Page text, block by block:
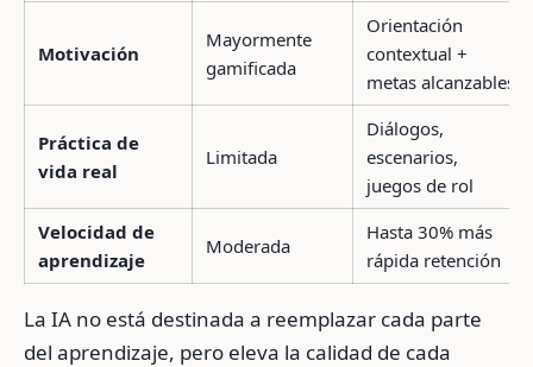
Motivación
Mayormente
gamificada
Orientación
contextual +
metas alcanzables
Práctica de
vida real
Limitada
Diálogos,
escenarios,
juegos de rol
Velocidad de
aprendizaje
Moderada
Hasta 30% más
rápida retención
La IA no está destinada a reemplazar cada parte
del aprendizaje, pero eleva la calidad de cada